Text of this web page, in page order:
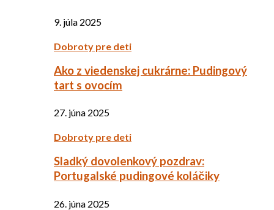
9. júla 2025
Dobroty pre deti
Ako z viedenskej cukrárne: Pudingový
tart s ovocím
27. júna 2025
Dobroty pre deti
Sladký dovolenkový pozdrav:
Portugalské pudingové koláčiky
26. júna 2025